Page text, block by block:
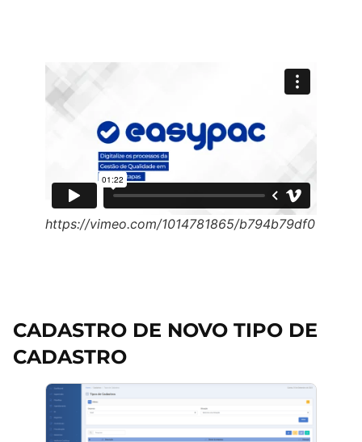
https://vimeo.com/1014781865/b794b79df0
CADASTRO DE NOVO TIPO DE
CADASTRO